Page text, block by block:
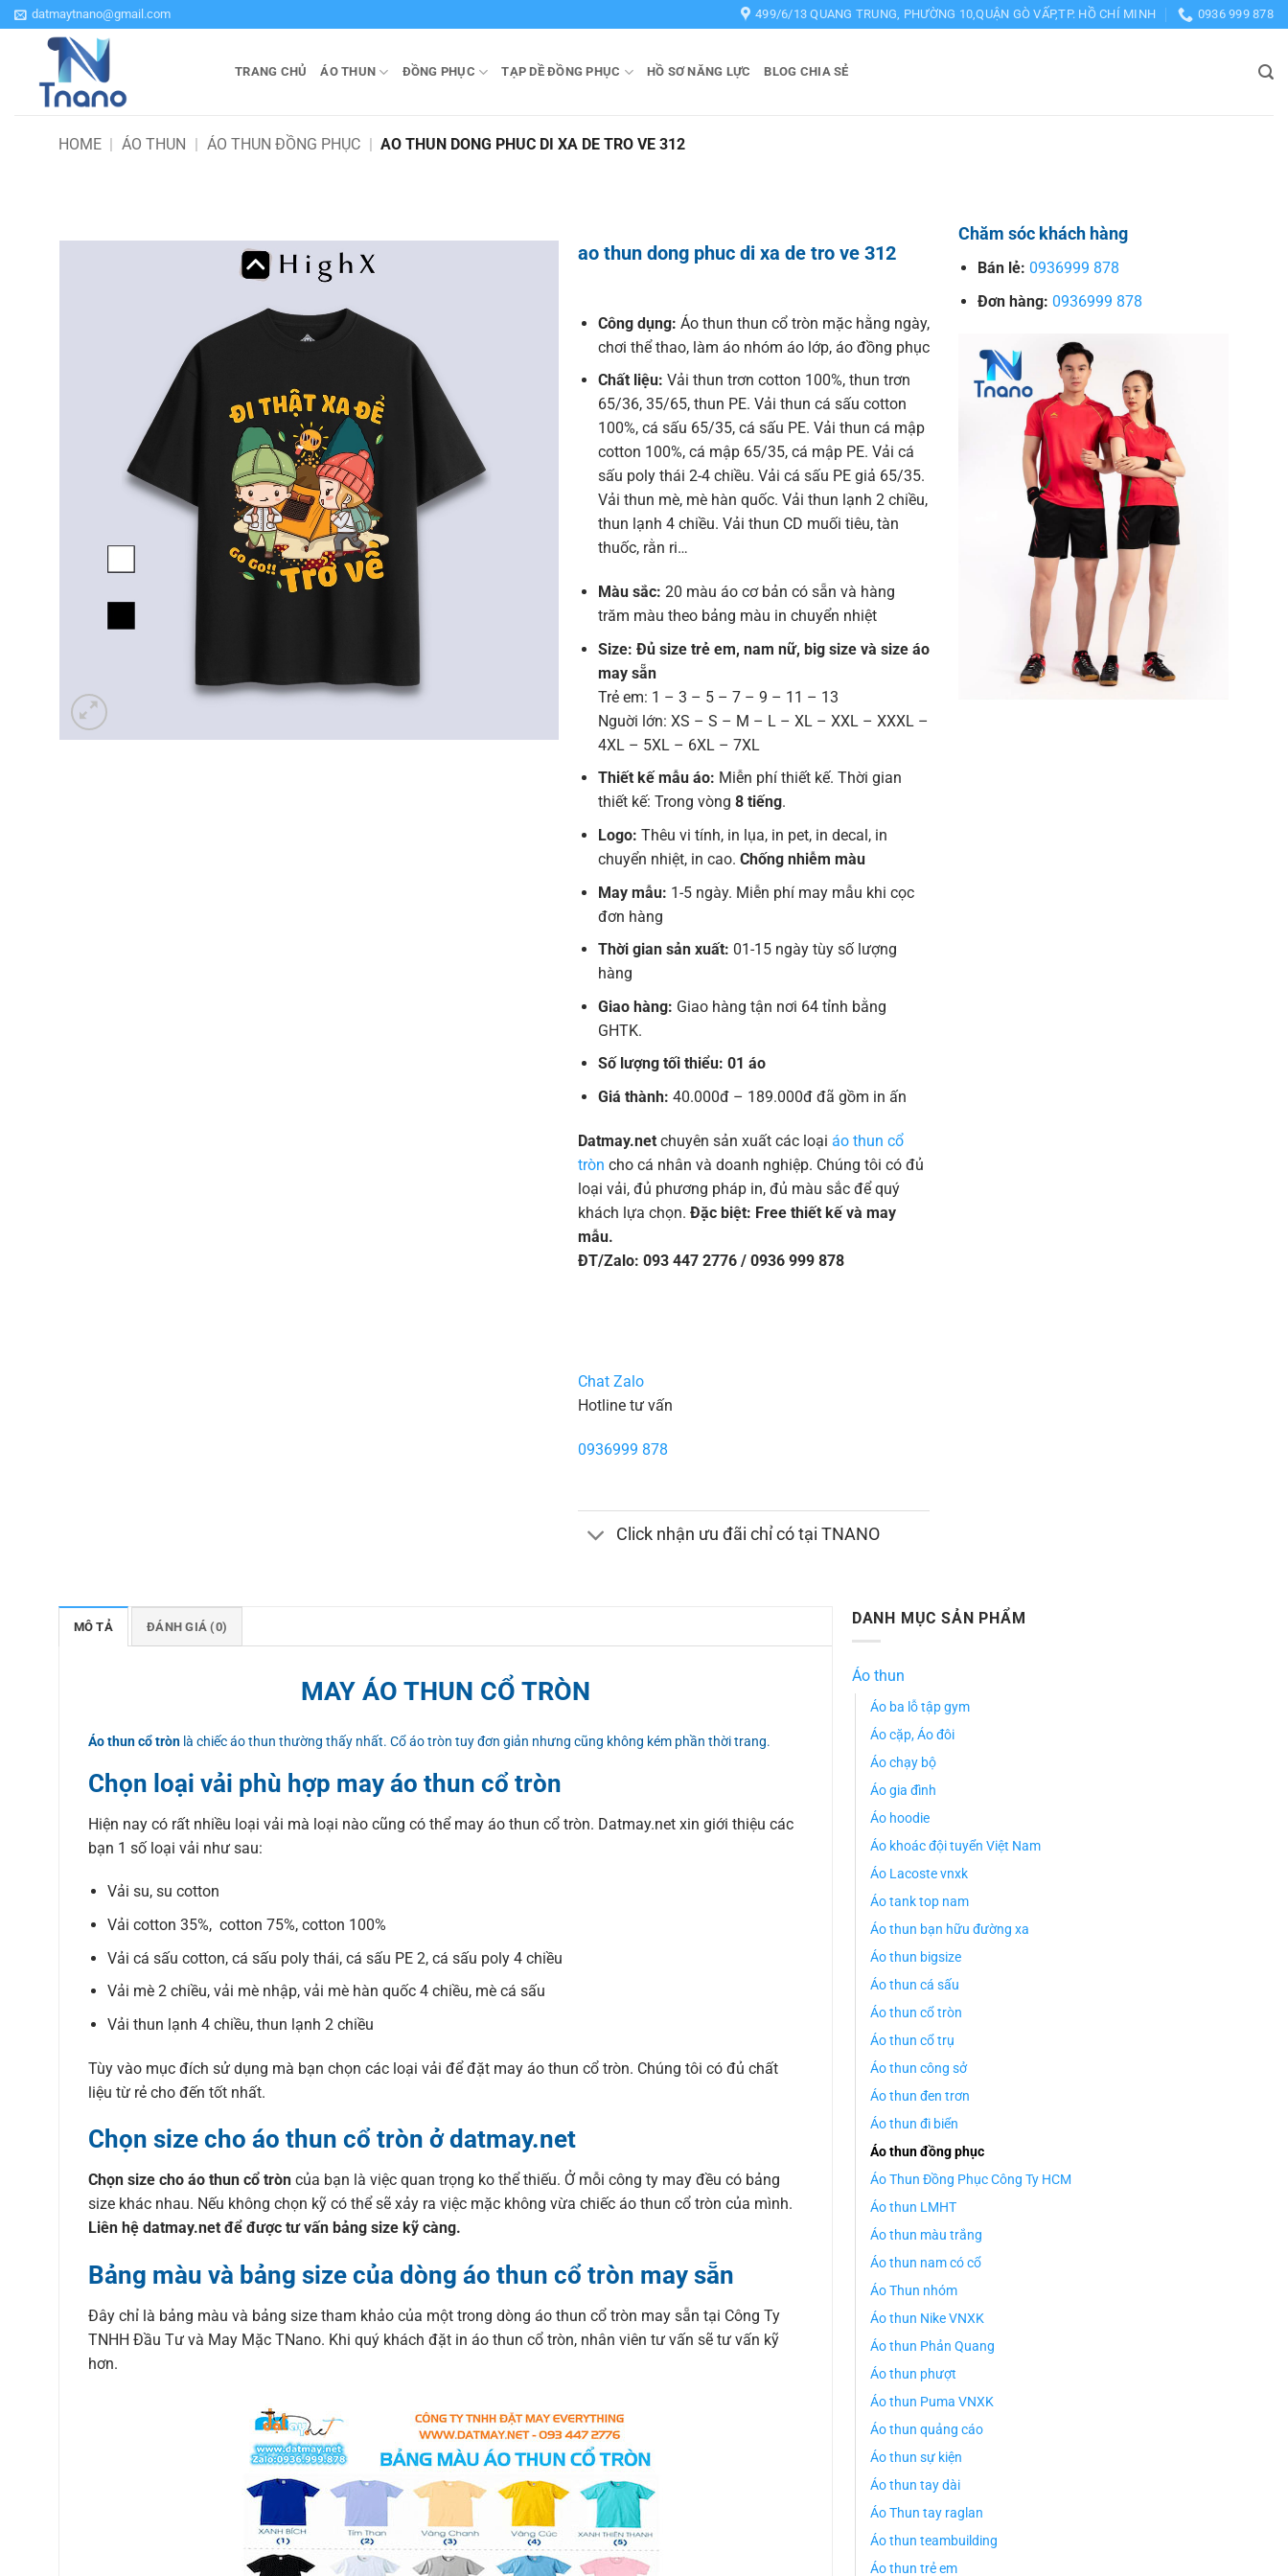
Bỏ
qua
datmaytnano@gmail.com 499/6/13 QUANG TRUNG, PHƯỜNG 10,QUẬN GÒ VẤP,TP. HỒ CHÍ MINH 0936 999 878
TRANG CHỦ ÁO THUN ĐỒNG PHỤC TẠP DỀ ĐỒNG PHỤC HỒ SƠ NĂNG LỰC BLOG CHIA SẺ
HOME | ÁO THUN | ÁO THUN ĐỒNG PHỤC | AO THUN DONG PHUC DI XA DE TRO VE 312
ao thun dong phuc di xa de tro ve 312
Công dụng: Áo thun thun cổ tròn mặc hằng ngày,
chơi thể thao, làm áo nhóm áo lớp, áo đồng phục
Chất liệu: Vải thun trơn cotton 100%, thun trơn
65/36, 35/65, thun PE. Vải thun cá sấu cotton
100%, cá sấu 65/35, cá sấu PE. Vải thun cá mập
cotton 100%, cá mập 65/35, cá mập PE. Vải cá
sấu poly thái 2-4 chiều. Vải cá sấu PE giả 65/35.
Vải thun mè, mè hàn quốc. Vải thun lạnh 2 chiều,
thun lạnh 4 chiều. Vải thun CD muối tiêu, tàn
thuốc, rằn ri…
Màu sắc: 20 màu áo cơ bản có sẵn và hàng
trăm màu theo bảng màu in chuyển nhiệt
Size: Đủ size trẻ em, nam nữ, big size và size áo
may sẵn
Trẻ em: 1 – 3 – 5 – 7 – 9 – 11 – 13
Nguời lớn: XS – S – M – L – XL – XXL – XXXL –
4XL – 5XL – 6XL – 7XL
Thiết kế mẫu áo: Miễn phí thiết kế. Thời gian
thiết kế: Trong vòng 8 tiếng.
Logo: Thêu vi tính, in lụa, in pet, in decal, in
chuyển nhiệt, in cao. Chống nhiễm màu
May mẫu: 1-5 ngày. Miễn phí may mẫu khi cọc
đơn hàng
Thời gian sản xuất: 01-15 ngày tùy số lượng
hàng
Giao hàng: Giao hàng tận nơi 64 tỉnh bằng
GHTK.
Số lượng tối thiểu: 01 áo
Giá thành: 40.000đ – 189.000đ đã gồm in ấn
Datmay.net chuyên sản xuất các loại áo thun cổ
tròn cho cá nhân và doanh nghiệp. Chúng tôi có đủ
loại vải, đủ phương pháp in, đủ màu sắc để quý
khách lựa chọn. Đặc biệt: Free thiết kế và may
mẫu.
ĐT/Zalo: 093 447 2776 / 0936 999 878
Chat Zalo
Hotline tư vấn
0936999 878
Click nhận ưu đãi chỉ có tại TNANO
Chăm sóc khách hàng
Bán lẻ: 0936999 878
Đơn hàng: 0936999 878
MÔ TẢ ĐÁNH GIÁ (0)
MAY ÁO THUN CỔ TRÒN
Áo thun cổ trònlà chiếc áo thun thường thấy nhất. Cổ áo tròn tuy đơn giản nhưng cũng không kém phần thời trang.
Chọn loại vải phù hợp may áo thun cổ tròn
Hiện nay có rất nhiều loại vải mà loại nào cũng có thể may áo thun cổ tròn. Datmay.net xin giới thiệu các
bạn 1 số loại vải như sau:
Vải su, su cotton
Vải cotton 35%, cotton 75%, cotton 100%
Vải cá sấu cotton, cá sấu poly thái, cá sấu PE 2, cá sấu poly 4 chiều
Vải mè 2 chiều, vải mè nhập, vải mè hàn quốc 4 chiều, mè cá sấu
Vải thun lạnh 4 chiều, thun lạnh 2 chiều
Tùy vào mục đích sử dụng mà bạn chọn các loại vải để đặt may áo thun cổ tròn. Chúng tôi có đủ chất
liệu từ rẻ cho đến tốt nhất.
Chọn size cho áo thun cổ tròn ở datmay.net
Chọn size cho áo thun cổ tròn của bạn là việc quan trọng ko thể thiếu. Ở mỗi công ty may đều có bảng
size khác nhau. Nếu không chọn kỹ có thể sẽ xảy ra việc mặc không vừa chiếc áo thun cổ tròn của mình.
Liên hệ datmay.net để được tư vấn bảng size kỹ càng.
Bảng màu và bảng size của dòng áo thun cổ tròn may sẵn
Đây chỉ là bảng màu và bảng size tham khảo của một trong dòng áo thun cổ tròn may sẵn tại Công Ty
TNHH Đầu Tư và May Mặc TNano. Khi quý khách đặt in áo thun cổ tròn, nhân viên tư vấn sẽ tư vấn kỹ
hơn.
DANH MỤC SẢN PHẨM
Áo thun
Áo ba lỗ tập gym
Áo cặp, Áo đôi
Áo chạy bộ
Áo gia đình
Áo hoodie
Áo khoác đội tuyển Việt Nam
Áo Lacoste vnxk
Áo tank top nam
Áo thun bạn hữu đường xa
Áo thun bigsize
Áo thun cá sấu
Áo thun cổ tròn
Áo thun cổ trụ
Áo thun công sở
Áo thun đen trơn
Áo thun đi biển
Áo thun đồng phục
Áo Thun Đồng Phục Công Ty HCM
Áo thun LMHT
Áo thun màu trắng
Áo thun nam có cổ
Áo Thun nhóm
Áo thun Nike VNXK
Áo thun Phản Quang
Áo thun phượt
Áo thun Puma VNXK
Áo thun quảng cáo
Áo thun sự kiện
Áo thun tay dài
Áo Thun tay raglan
Áo thun teambuilding
Áo thun trẻ em